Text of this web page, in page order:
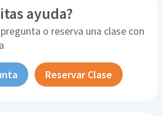
ayuda?
o reserva una clase con
Reservar Clase